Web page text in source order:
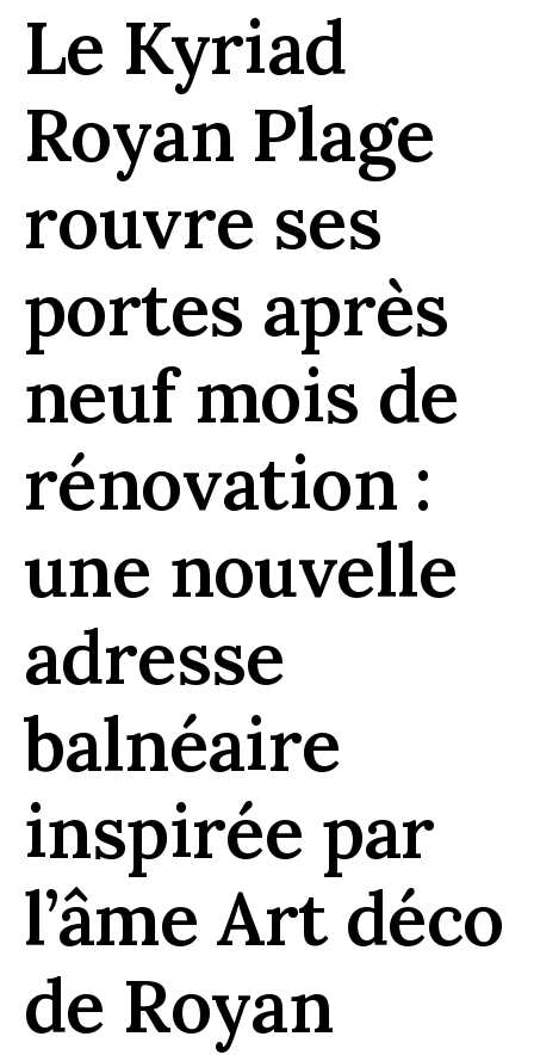
Le Kyriad
Royan Plage
rouvre ses
portes après
neuf mois de
rénovation :
une nouvelle
adresse
balnéaire
inspirée par
l’âme Art déco
de Royan